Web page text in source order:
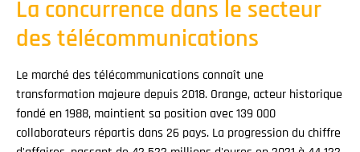
La concurrence dans le secteur
des télécommunications
Le marché des télécommunications connaît une
transformation majeure depuis 2018. Orange, acteur historique
fondé en 1988, maintient sa position avec 139 000
collaborateurs répartis dans 26 pays. La progression du chiffre